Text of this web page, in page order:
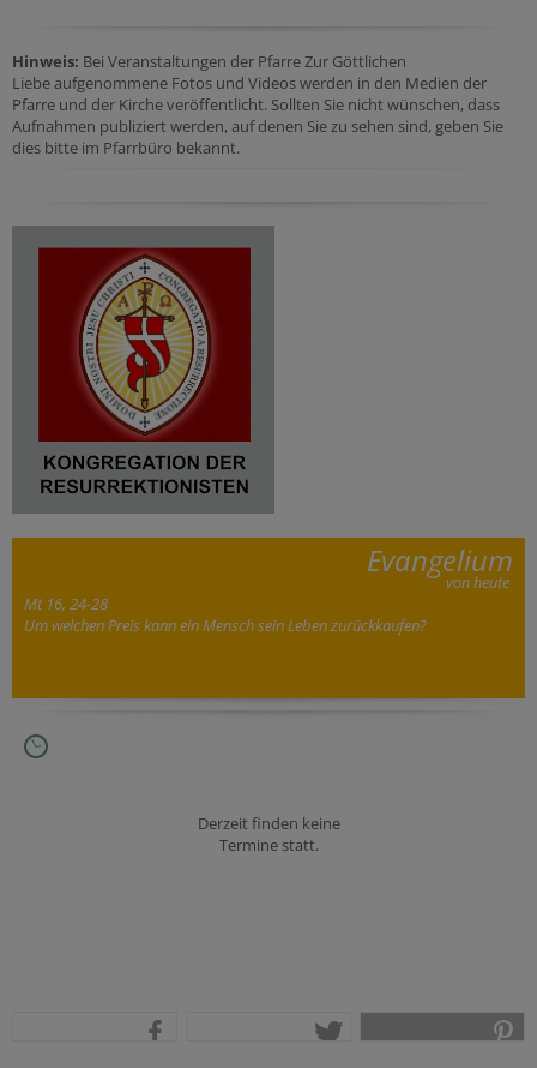
Hinweis: Bei Veranstaltungen der Pfarre Zur Göttlichen
Liebe aufgenommene Fotos und Videos werden in den Medien der
Pfarre und der Kirche veröffentlicht. Sollten Sie nicht wünschen, dass
Aufnahmen publiziert werden, auf denen Sie zu sehen sind, geben Sie
dies bitte im Pfarrbüro bekannt.
Evangelium
von heute
Mt 16, 24-28
Um welchen Preis kann ein Mensch sein Leben zurückkaufen?
Derzeit finden keine
Termine statt.